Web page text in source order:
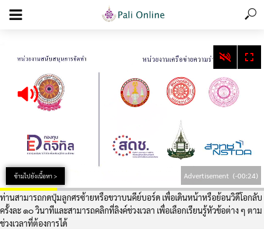
add_action('wp_footer', function () { echo '
ข้ามไปยังเนื้อหา > Advertisement (-00:24)
ท่านสามารถกดปุ่มลูกศรซ้ายหรือขวาบนคีย์บอร์ด เพื่อเดินหน้าหรือย้อนวิดีโอกลับ
ครั้งละ ๑๐ วินาทีและสามารถคลิกที่ลิงค์ช่วงเวลา เพื่อเลือกเรียนรู้หัวข้อต่าง ๆ ตาม
ช่วงเวลาที่ต้องการได้